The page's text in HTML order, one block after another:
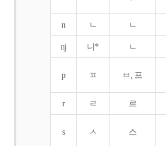
n ㄴ ㄴ
nj 니* ㄴ
p ㅍ ㅂ, 프
r ㄹ 르
s ㅅ 스